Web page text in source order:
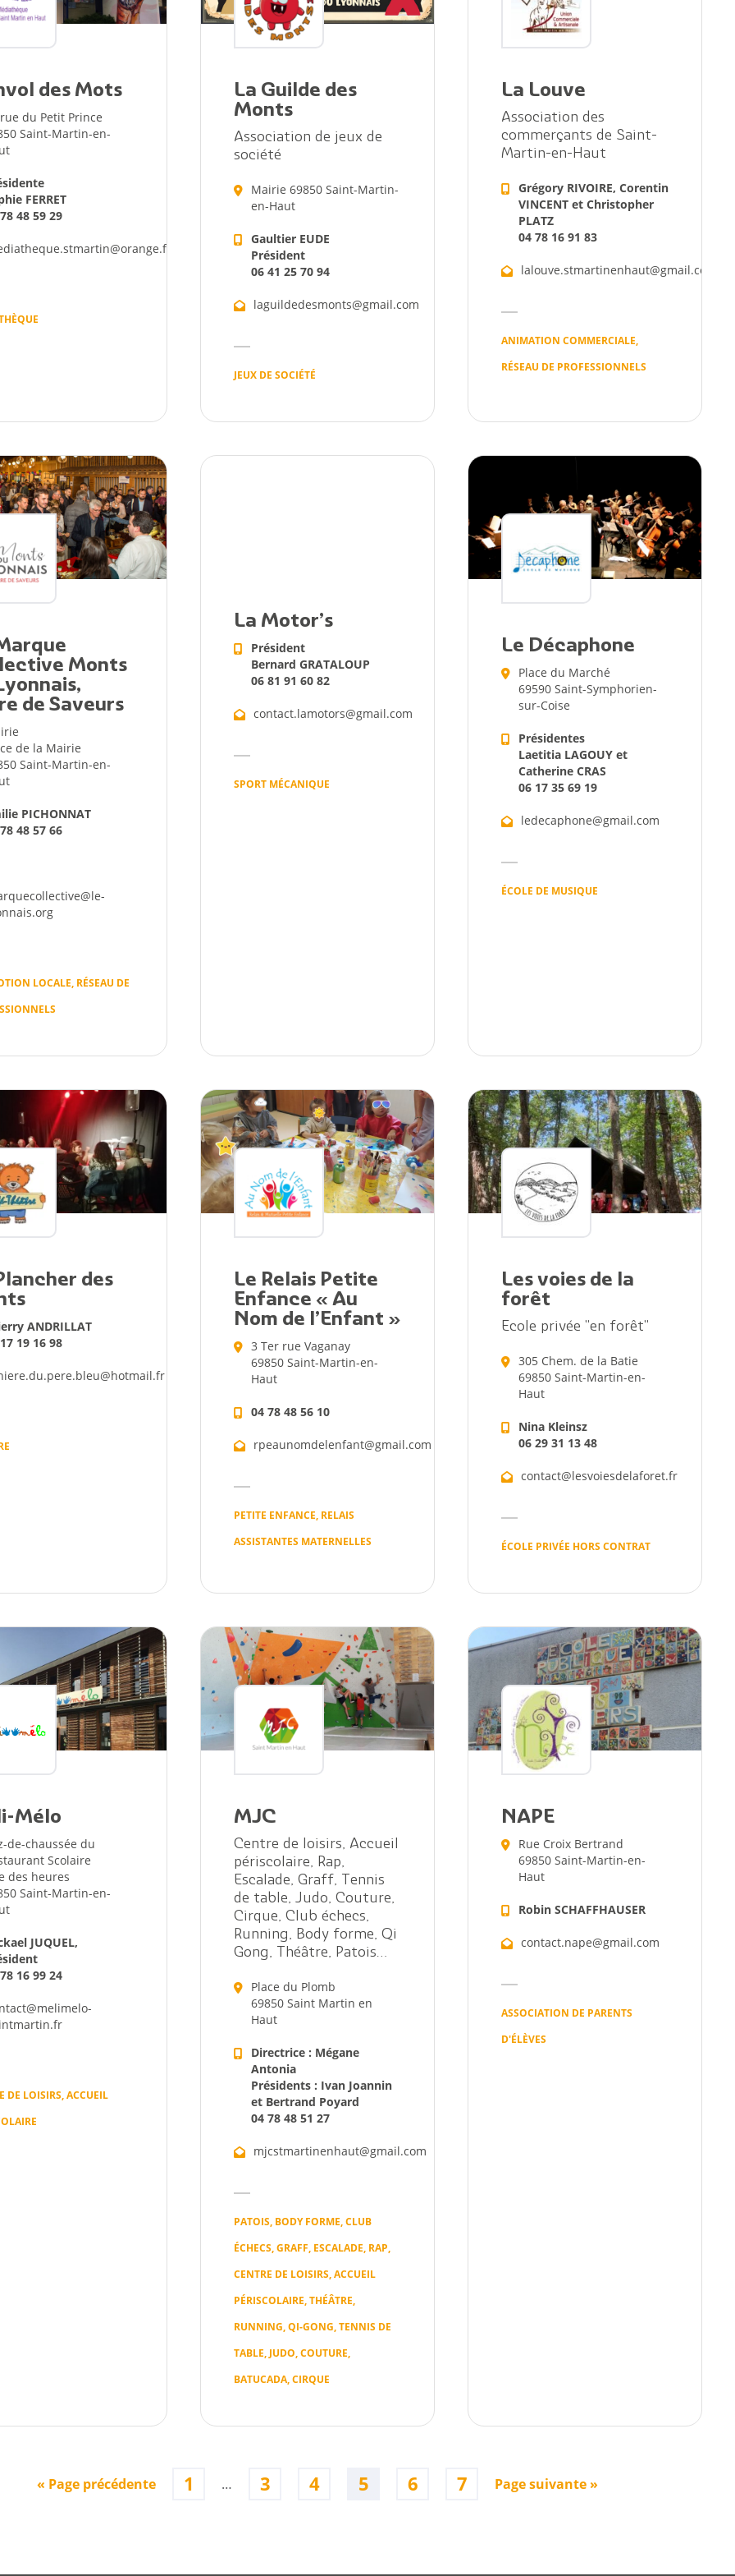
Reportages vidéos
des Mots
du Petit Prince
Saint-Martin-en-
FERRET
48 59 29
La Guilde des
Monts
Association de jeux de
société
Mairie 69850 Saint-Martin-
en-Haut
Gaultier EUDE
Président
06 41 25 70 94
laguildedesmonts@gmail.com
JEUX DE SOCIÉTÉ
La Louve
Association des
commerçants de Saint-
Martin-en-Haut
Grégory RIVOIRE, Corentin
VINCENT et Christopher
PLATZ
04 78 16 91 83
lalouve.stmartinenhaut@gmail.com
ANIMATION COMMERCIALE,
RÉSEAU DE PROFESSIONNELS
Monts
de Saveurs
de la Mairie
Saint-Martin-en-
PICHONNAT
48 57 66
LOCALE, RÉSEAU DE
La Motor’s
Président
Bernard GRATALOUP
06 81 91 60 82
contact.lamotors@gmail.com
SPORT MÉCANIQUE
Le Décaphone
Place du Marché
69590 Saint-Symphorien-
sur-Coise
Présidentes
Laetitia LAGOUY et
Catherine CRAS
06 17 35 69 19
ledecaphone@gmail.com
ÉCOLE DE MUSIQUE
des
ANDRILLAT
19 16 98
Le Relais Petite
Enfance « Au
Nom de l’Enfant »
3 Ter rue Vaganay
69850 Saint-Martin-en-
Haut
04 78 48 56 10
rpeaunomdelenfant@gmail.com
PETITE ENFANCE, RELAIS
ASSISTANTES MATERNELLES
Les voies de la
forêt
Ecole privée "en forêt"
305 Chem. de la Batie
69850 Saint-Martin-en-
Haut
Nina Kleinsz
06 29 31 13 48
contact@lesvoiesdelaforet.fr
ÉCOLE PRIVÉE HORS CONTRAT
Mélo
de-chaussée du
Scolaire
des heures
Saint-Martin-en-
JUQUEL,
16 99 24
DE LOISIRS, ACCUEIL
MJC
Centre de loisirs, Accueil
périscolaire, Rap,
Escalade, Graff, Tennis
de table, Judo, Couture,
Cirque, Club échecs,
Running, Body forme, Qi
Gong, Théâtre, Patois…
Place du Plomb
69850 Saint Martin en
Haut
Directrice : Mégane
Antonia
Présidents : Ivan Joannin
et Bertrand Poyard
04 78 48 51 27
mjcstmartinenhaut@gmail.com
PATOIS, BODY FORME, CLUB
ÉCHECS, GRAFF, ESCALADE, RAP,
CENTRE DE LOISIRS, ACCUEIL
PÉRISCOLAIRE, THÉÂTRE,
RUNNING, QI-GONG, TENNIS DE
TABLE, JUDO, COUTURE,
BATUCADA, CIRQUE
NAPE
Rue Croix Bertrand
69850 Saint-Martin-en-
Haut
Robin SCHAFFHAUSER
contact.nape@gmail.com
ASSOCIATION DE PARENTS
D'ÉLÈVES
« Page précédente 1 … 3 4 5 6 7 Page suivante »